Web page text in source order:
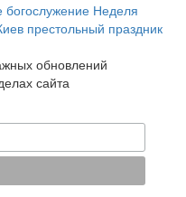
богослужение Неделя
престольный праздник
обновлений
сайта